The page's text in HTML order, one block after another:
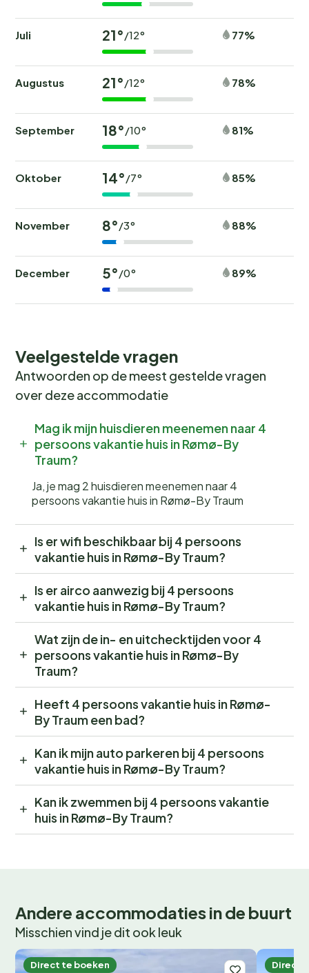
Juli 21°/12° 77%
Augustus 21°/12° 78%
September 18°/10° 81%
Oktober 14°/7° 85%
November 8°/3° 88%
December 5°/0° 89%
Veelgestelde vragen
Antwoorden op de meest gestelde vragen
over deze accommodatie
Mag ik mijn huisdieren meenemen naar 4
persoons vakantie huis in Rømø-By
Traum?
Ja, je mag 2 huisdieren meenemen naar 4
persoons vakantie huis in Rømø-By Traum
Is er wifi beschikbaar bij 4 persoons
vakantie huis in Rømø-By Traum?
Is er airco aanwezig bij 4 persoons
vakantie huis in Rømø-By Traum?
Wat zijn de in- en uitchecktijden voor 4
persoons vakantie huis in Rømø-By
Traum?
Heeft 4 persoons vakantie huis in Rømø-
By Traum een bad?
Kan ik mijn auto parkeren bij 4 persoons
vakantie huis in Rømø-By Traum?
Kan ik zwemmen bij 4 persoons vakantie
huis in Rømø-By Traum?
Andere accommodaties in de buurt
Misschien vind je dit ook leuk
Direct te boeken Direct